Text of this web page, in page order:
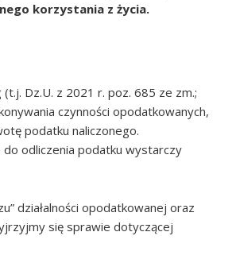
korzystania z życia.
Dz.U. z 2021 r. poz. 685 ze zm.;
czynności opodatkowanych,
podatku naliczonego.
do odliczenia podatku wystarczy
działalności opodatkowanej oraz
się sprawie dotyczącej